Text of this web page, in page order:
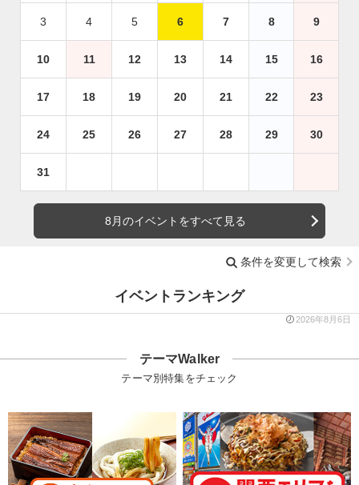
3 4 5 6 7 8 9
10 11 12 13 14 15 16
17 18 19 20 21 22 23
24 25 26 27 28 29 30
31
8月のイベントをすべて見る
条件を変更して検索
イベントランキング
2026年8月6日
テーマWalker
テーマ別特集をチェック